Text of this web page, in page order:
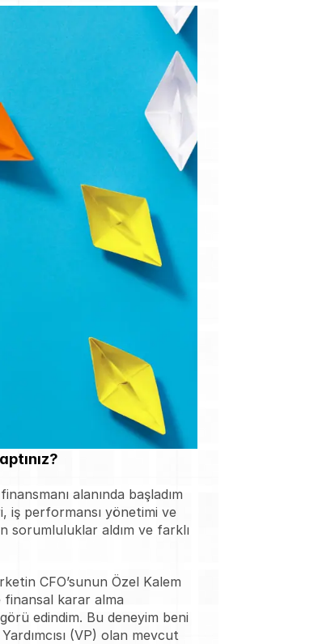
alanında başladım
iş performansı yönetimi ve
sorumluluklar aldım ve farklı
CFO’sunun Özel Kalem
karar alma
edindim. Bu deneyim beni
(VP) olan mevcut